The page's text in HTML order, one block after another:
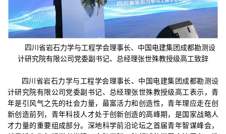
四川省岩石力学与工程学会理事长、中国电建集团成都勘测设
计研究院有限公司党委副书记、总经理张世殊教授级高工致辞
四川省岩石力学与工程学会理事长、中国电建集团成都勘测设
计研究院有限公司党委副书记、总经理张世殊教授级高工表示，青
年是引风气之先的社会力量，最富活力和创造性，青年理应走在创
新创造前列，青年科技人才处于创新创造的高峰期，是国家战略人
才力量的重要组成部分。深地科学前沿论坛之首届青年智谋峰会，